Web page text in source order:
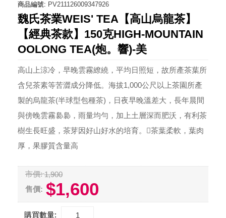
商品編號: PV211126009347926
魏氏茶業WEIS' TEA【高山烏龍茶】
【經典茶款】150克HIGH-MOUNTAIN
OOLONG TEA(炮。響)-美
高山上涼冷，早晚雲霧繚繞，平均日照短，故所產茶葉所
含兒茶素等苦澀成分降低。海拔1,000公尺以上茶園所產
製的烏龍茶(半球型包種茶)，日夜早晚溫差大，長年晨間
與傍晚雲霧裊裊，雨量均勻，加上土層深而肥沃，有利茶
樹生長旺盛，茶芽因好山好水的培育。茶葉柔軟，葉肉
厚，果膠質含量高
市價: 1,900
售價: $1,600
購買數量: